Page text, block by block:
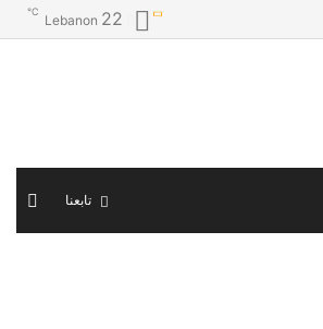
Lebanon 22
℃
تابعنا